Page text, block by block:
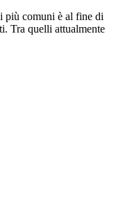
più comuni è al fine di
Tra quelli attualmente